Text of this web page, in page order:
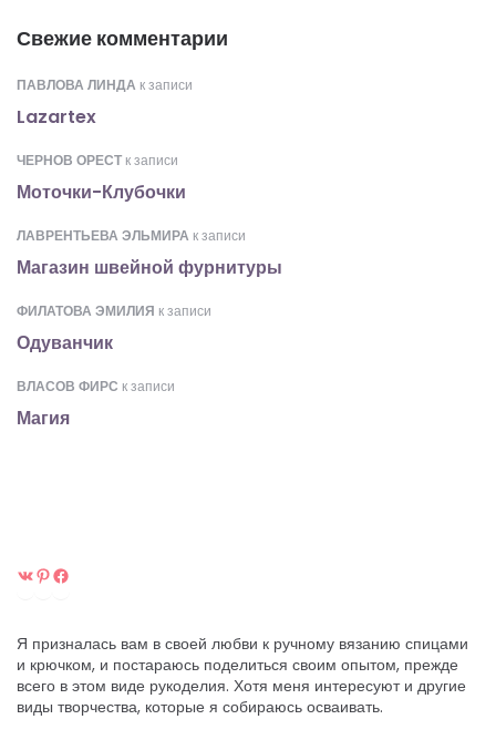
Свежие комментарии
ПАВЛОВА ЛИНДА к записи
Lazartex
ЧЕРНОВ ОРЕСТ к записи
Моточки-Клубочки
ЛАВРЕНТЬЕВА ЭЛЬМИРА к записи
Магазин швейной фурнитуры
ФИЛАТОВА ЭМИЛИЯ к записи
Одуванчик
ВЛАСОВ ФИРС к записи
Магия
ВКонтакте
Pinterest
Я призналась вам в своей любви к ручному вязанию спицами
и крючком, и постараюсь поделиться своим опытом, прежде
всего в этом виде рукоделия. Хотя меня интересуют и другие
виды творчества, которые я собираюсь осваивать.